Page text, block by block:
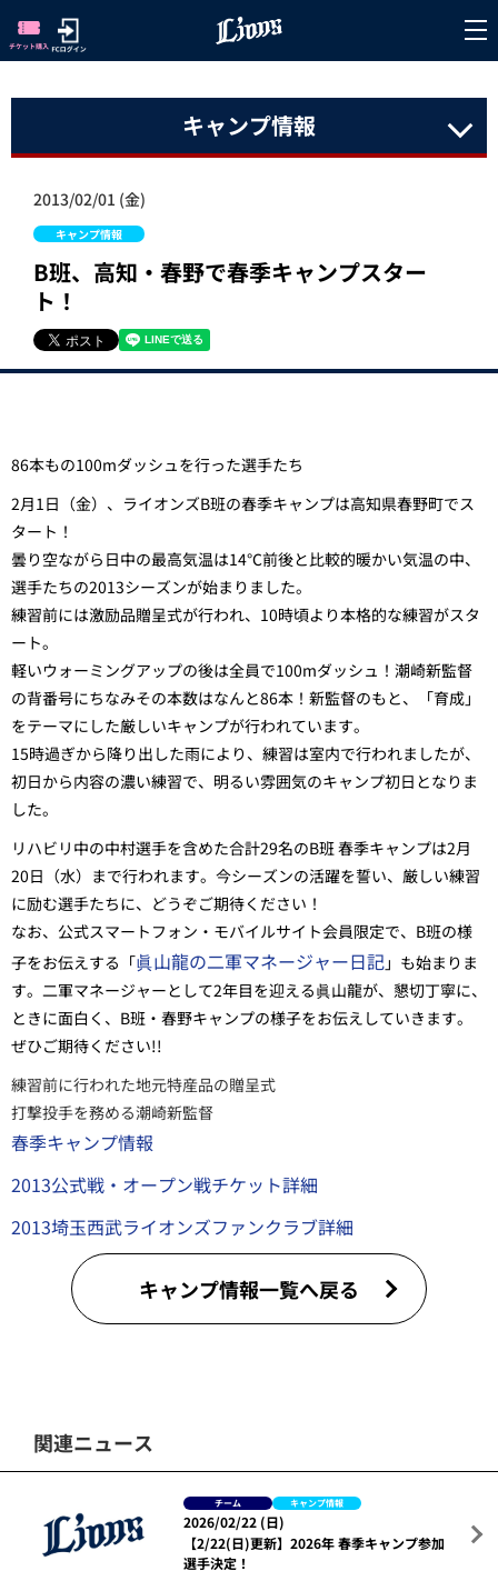
キャンプ情報
2013/02/01 (金)
キャンプ情報
B班、高知・春野で春季キャンプスター
ト！
86本もの100mダッシュを行った選手たち
2月1日（金）、ライオンズB班の春季キャンプは高知県春野町でス
タート！
曇り空ながら日中の最高気温は14℃前後と比較的暖かい気温の中、
選手たちの2013シーズンが始まりました。
練習前には激励品贈呈式が行われ、10時頃より本格的な練習がスタ
ート。
軽いウォーミングアップの後は全員で100mダッシュ！潮崎新監督
の背番号にちなみその本数はなんと86本！新監督のもと、「育成」
をテーマにした厳しいキャンプが行われています。
15時過ぎから降り出した雨により、練習は室内で行われましたが、
初日から内容の濃い練習で、明るい雰囲気のキャンプ初日となりま
した。
リハビリ中の中村選手を含めた合計29名のB班 春季キャンプは2月
20日（水）まで行われます。今シーズンの活躍を誓い、厳しい練習
に励む選手たちに、どうぞご期待ください！
なお、公式スマートフォン・モバイルサイト会員限定で、B班の様
子をお伝えする「眞山龍の二軍マネージャー日記」も始まりま
す。二軍マネージャーとして2年目を迎える眞山龍が、懇切丁寧に、
ときに面白く、B班・春野キャンプの様子をお伝えしていきます。
ぜひご期待ください!!
練習前に行われた地元特産品の贈呈式
打撃投手を務める潮崎新監督
春季キャンプ情報
2013公式戦・オープン戦チケット詳細
2013埼玉西武ライオンズファンクラブ詳細
キャンプ情報一覧へ戻る
関連ニュース
チーム キャンプ情報
2026/02/22 (日)
【2/22(日)更新】2026年 春季キャンプ参加
選手決定！